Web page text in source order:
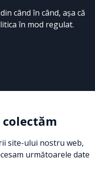
când în când, aşa că
în mod regulat.
site-ului nostru web,
următoarele date